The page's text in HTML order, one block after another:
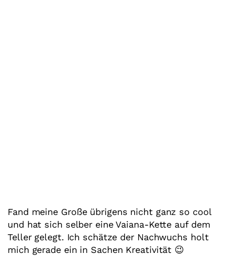
Fand meine Große übrigens nicht ganz so cool
und hat sich selber eine Vaiana-Kette auf dem
Teller gelegt. Ich schätze der Nachwuchs holt
mich gerade ein in Sachen Kreativität 😉